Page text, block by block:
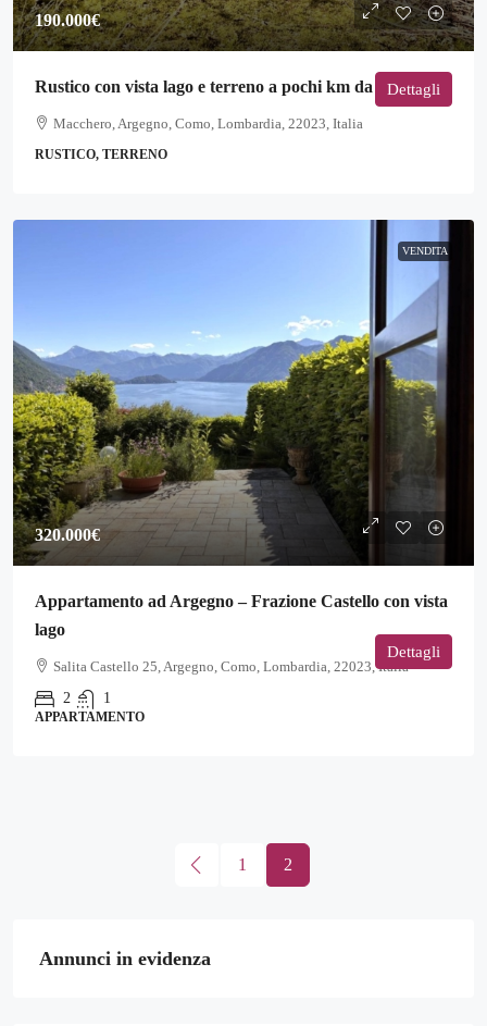
190.000€
Rustico con vista lago e terreno a pochi km da Argegno
Macchero, Argegno, Como, Lombardia, 22023, Italia
RUSTICO, TERRENO
Dettagli
VENDITA
320.000€
Appartamento ad Argegno – Frazione Castello con vista
lago
Salita Castello 25, Argegno, Como, Lombardia, 22023, Italia
2
1
APPARTAMENTO
Dettagli
1 2
Annunci in evidenza